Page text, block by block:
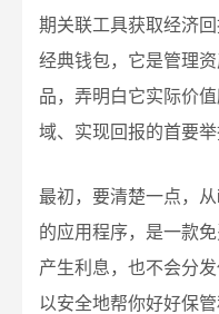
期关联工具获取经济
经典钱包，它是管理
品，弄明白它实际价
域、实现回报的首要举
最初，要清楚一点，
的应用程序，是一款
产生利息，也不会分
以安全地帮你好好保